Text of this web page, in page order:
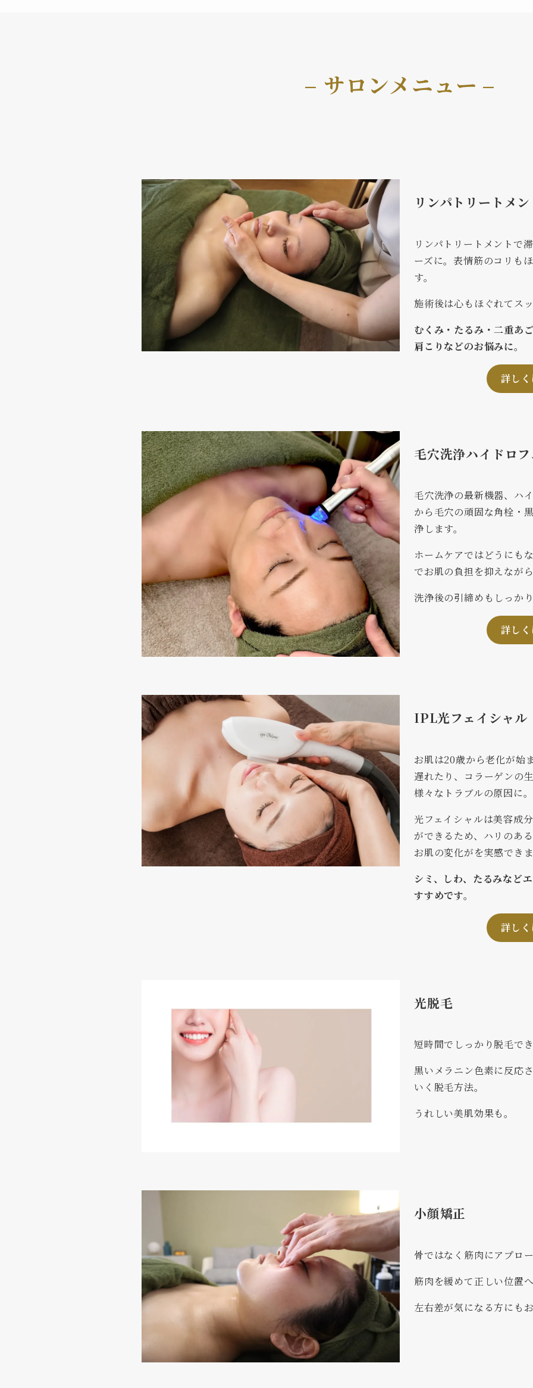
– サロンメニュー –
リンパトリートメン
リンパトリートメントで
ーズに。表情筋のコリも
す。
施術後は心もほぐれてスッ
むくみ・たるみ・二重あ
肩こりなどのお悩みに。
詳し
毛穴洗浄ハイドロ
毛穴洗浄の最新機器、ハ
から毛穴の頑固な角栓・
浄します。
ホームケアではどうにも
でお肌の負担を抑えなが
洗浄後の引締めもしっか
詳し
IPL光フェイシャル
お肌は20歳から老化が始
遅れたり、コラーゲンの
様々なトラブルの原因に。
光フェイシャルは美容成
ができるため、ハリのあ
お肌の変化がを実感できま
シミ、しわ、たるみなど
すすめです。
詳し
光脱毛
短時間でしっかり脱毛で
黒いメラニン色素に反応
いく脱毛方法。
うれしい美肌効果も。
小顔矯正
骨ではなく筋肉にアプロ
筋肉を緩めて正しい位置へ
左右差が気になる方にもお